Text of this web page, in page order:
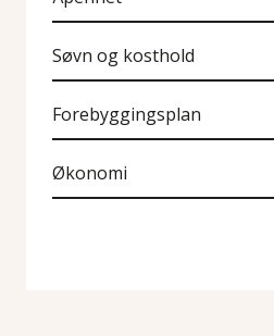
Søvn og kosthold
Forebyggingsplan
Økonomi